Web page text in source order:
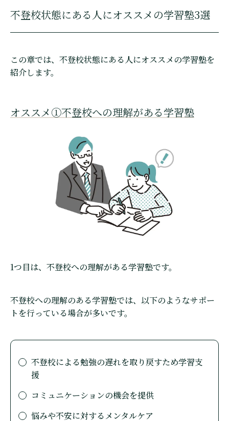
不登校状態にある人にオススメの学習塾3選
この章では、不登校状態にある人にオススメの学習塾を
紹介します。
オススメ①不登校への理解がある学習塾
1つ目は、不登校への理解がある学習塾です。
不登校への理解のある学習塾では、以下のようなサポー
トを行っている場合が多いです。
不登校による勉強の遅れを取り戻すため学習支
援
コミュニケーションの機会を提供
悩みや不安に対するメンタルケア